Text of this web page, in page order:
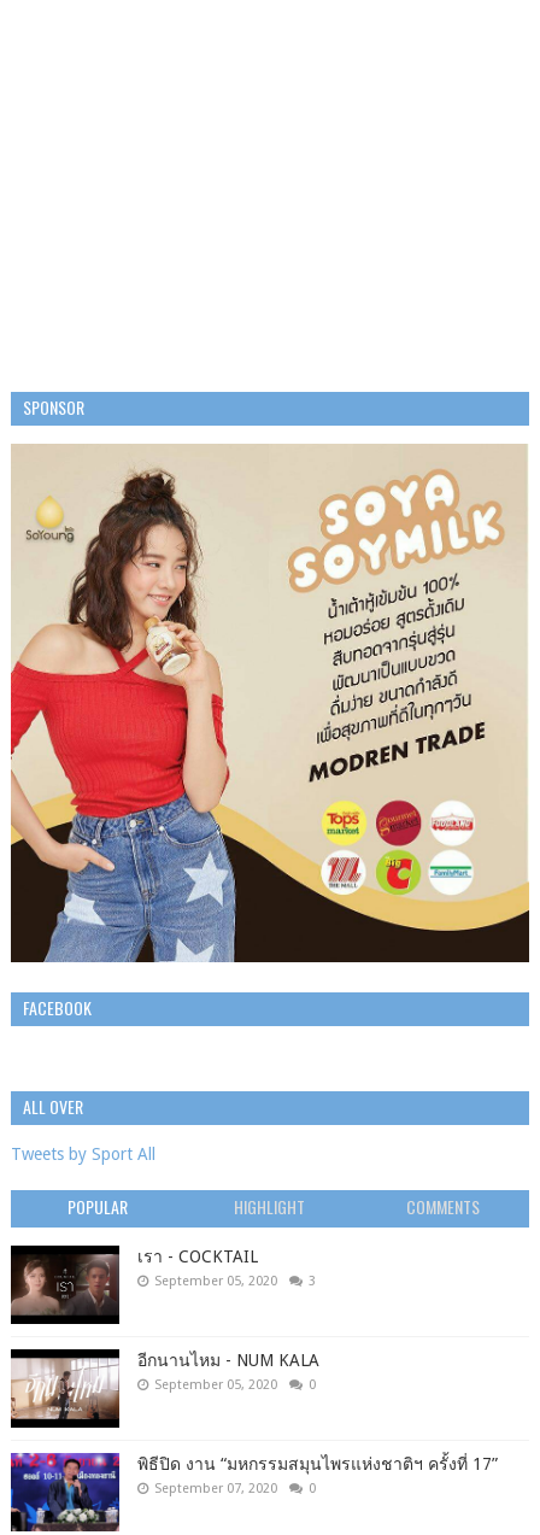
SPONSOR
FACEBOOK
ALL OVER
Tweets by Sport All
POPULAR HIGHLIGHT COMMENTS
เรา - COCKTAIL
September 05, 2020 3
อีกนานไหม - NUM KALA
September 05, 2020 0
พิธีปิด งาน “มหกรรมสมุนไพรแห่งชาติฯ ครั้งที่ 17”
September 07, 2020 0